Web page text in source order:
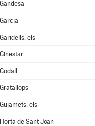
Gandesa
Garcia
Garidells, els
Ginestar
Godall
Gratallops
Guiamets, els
Horta de Sant Joan